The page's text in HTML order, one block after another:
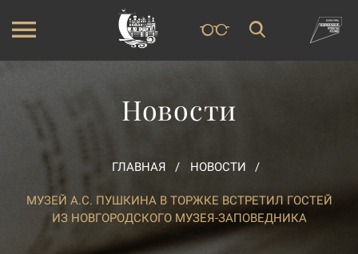
Новости
ГЛАВНАЯ НОВОСТИ
МУЗЕЙ А.С. ПУШКИНА В ТОРЖКЕ ВСТРЕТИЛ ГОСТЕЙ
ИЗ НОВГОРОДСКОГО МУЗЕЯ-ЗАПОВЕДНИКА